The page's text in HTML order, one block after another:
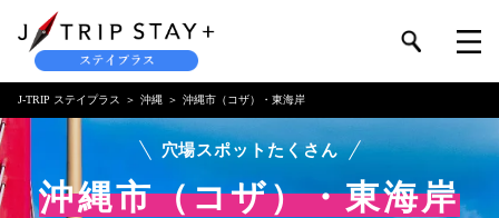
J-TRIP ステイプラス 沖縄 沖縄市（コザ）・東海岸
穴場スポットたくさん
沖縄市（コザ）・東海岸